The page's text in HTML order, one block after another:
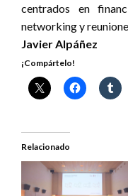
centrados en
networking y
Javier Alpáñez
¡Compártelo!
Relacionado